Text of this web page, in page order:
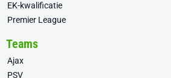
EK-kwalificatie
Premier League
Teams
Ajax
PSV